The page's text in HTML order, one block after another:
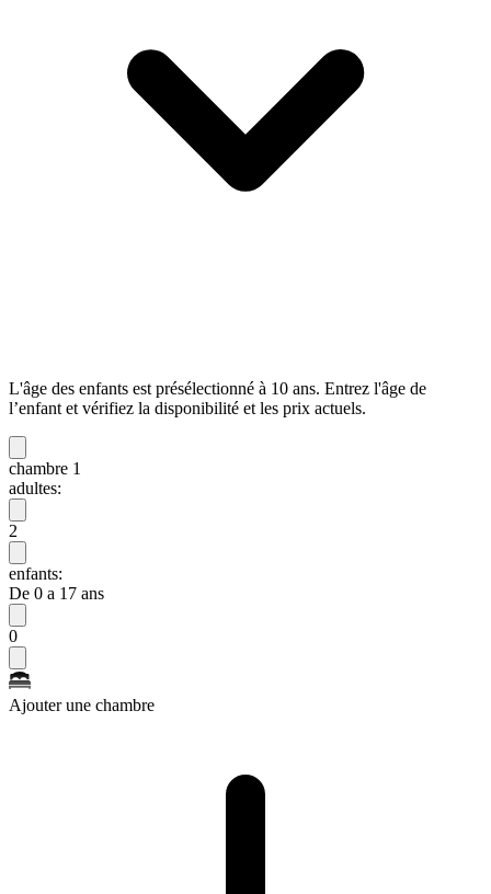
L'âge des enfants est présélectionné à 10 ans. Entrez l'âge de
l’enfant et vérifiez la disponibilité et les prix actuels.
chambre 1
adultes:
2
enfants:
De 0 a 17 ans
0
Ajouter une chambre